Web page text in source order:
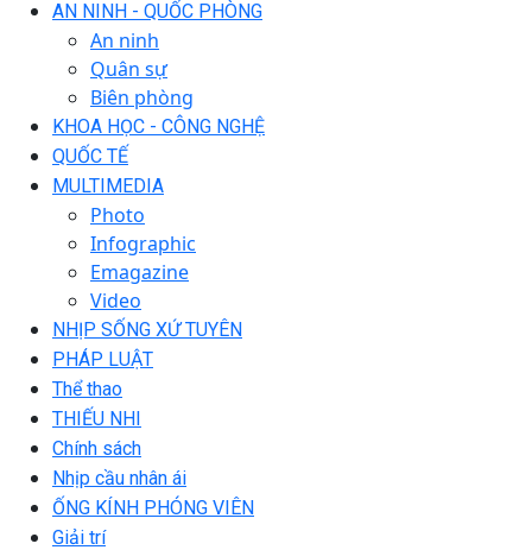
AN NINH - QUỐC PHÒNG
An ninh
Quân sự
Biên phòng
KHOA HỌC - CÔNG NGHỆ
QUỐC TẾ
MULTIMEDIA
Photo
Infographic
Emagazine
Video
NHỊP SỐNG XỨ TUYÊN
PHÁP LUẬT
Thể thao
THIẾU NHI
Chính sách
Nhịp cầu nhân ái
ỐNG KÍNH PHÓNG VIÊN
Giải trí